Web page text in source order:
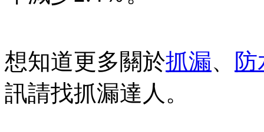
想知道更多關於抓漏、
訊請找抓漏達人。